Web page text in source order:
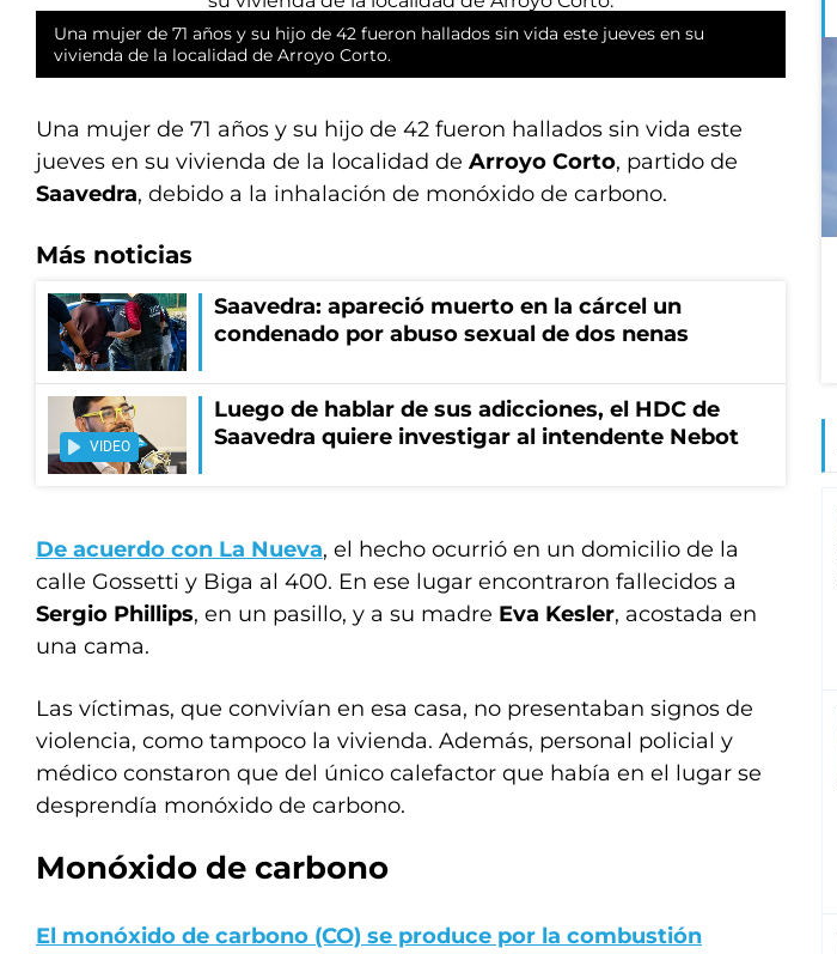
Una mujer de 71 años y su hijo de 42 fueron hallados sin vida este jueves en su
vivienda de la localidad de Arroyo Corto.
Una mujer de 71 años y su hijo de 42 fueron hallados sin vida este
jueves en su vivienda de la localidad de Arroyo Corto, partido de
Saavedra, debido a la inhalación de monóxido de carbono.
Más noticias
Saavedra: apareció muerto en la cárcel un
condenado por abuso sexual de dos nenas
VIDEO
Luego de hablar de sus adicciones, el HDC de
Saavedra quiere investigar al intendente Nebot
De acuerdo con La Nueva, el hecho ocurrió en un domicilio de la
calle Gossetti y Biga al 400. En ese lugar encontraron fallecidos a
Sergio Phillips, en un pasillo, y a su madre Eva Kesler, acostada en
una cama.
Las víctimas, que convivían en esa casa, no presentaban signos de
violencia, como tampoco la vivienda. Además, personal policial y
médico constaron que del único calefactor que había en el lugar se
desprendía monóxido de carbono.
Monóxido de carbono
El monóxido de carbono (CO) se produce por la combustión